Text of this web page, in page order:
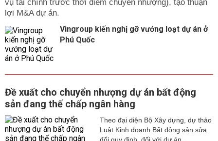
vụ tài chính trước thời điểm chuyển nhượng), tạo thuận
lợi M&A dự án.
Vingroup kiến nghị gỡ vướng loạt dự án ở
Phú Quốc
Đề xuất cho chuyển nhượng dự án bất động
sản đang thế chấp ngân hàng
Theo đại diện Bộ Xây dựng, dự thảo
Luật Kinh doanh Bất động sản sửa